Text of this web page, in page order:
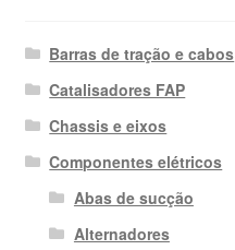
Barras de tração e cabos
Catalisadores FAP
Chassis e eixos
Componentes elétricos
Abas de sucção
Alternadores